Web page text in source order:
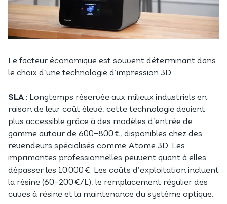
Le facteur économique est souvent déterminant dans
le choix d’une technologie d’impression 3D :
SLA : Longtemps réservée aux milieux industriels en
raison de leur coût élevé, cette technologie devient
plus accessible grâce à des modèles d’entrée de
gamme autour de 600–800 €, disponibles chez des
revendeurs spécialisés comme Atome 3D. Les
imprimantes professionnelles peuvent quant à elles
dépasser les 10 000 €. Les coûts d’exploitation incluent
la résine (60–200 €/L), le remplacement régulier des
cuves à résine et la maintenance du système optique.